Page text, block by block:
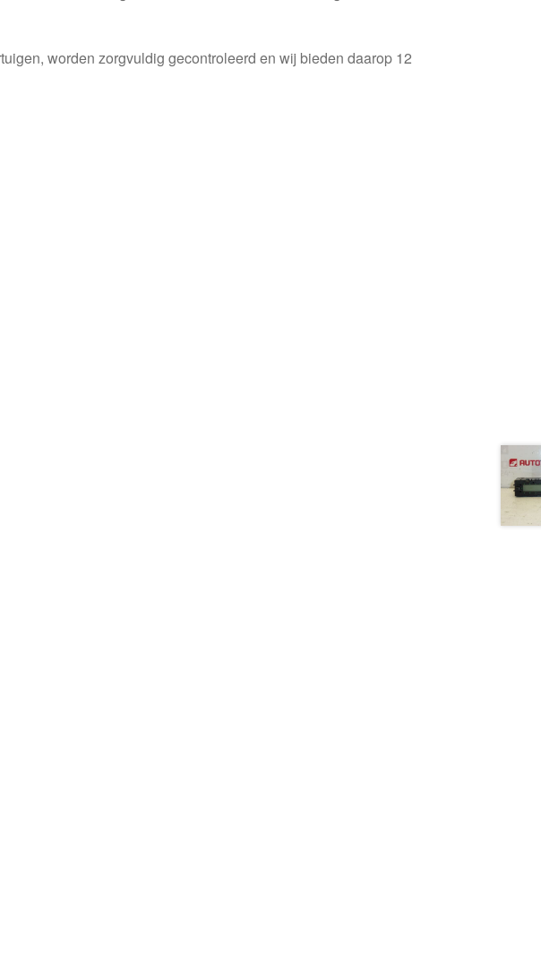
worden zorgvuldig gecontroleerd en wij bieden daarop 12